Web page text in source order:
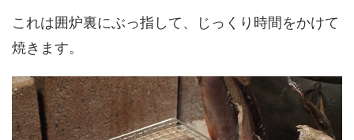
これは囲炉裏にぶっ指して、じっくり時間をかけて
焼きます。